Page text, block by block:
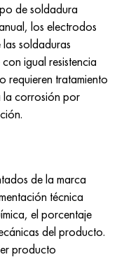
de soldadura
los electrodos
soldaduras
igual resistencia
requieren tratamiento
la corrosión por
de la marca
técnica
el porcentaje
del producto.
producto